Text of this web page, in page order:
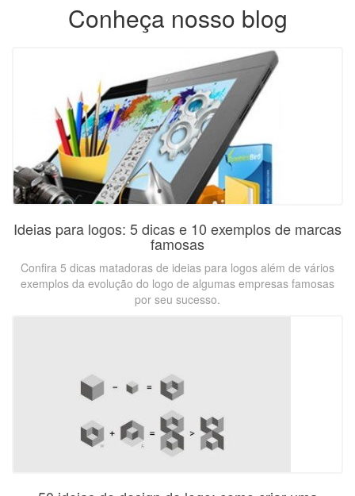
Conheça nosso blog
Ideias para logos: 5 dicas e 10 exemplos de marcas
famosas
Confira 5 dicas matadoras de ideias para logos além de vários
exemplos da evolução do logo de algumas empresas famosas
por seu sucesso.